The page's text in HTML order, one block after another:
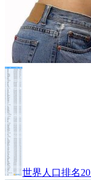
世界人口排名